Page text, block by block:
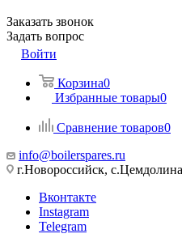
Заказать звонок
Задать вопрос
Войти
Корзина0
Избранные товары0
Сравнение товаров0
info@boilerspares.ru
г.Новороссийск,
Вконтакте
Instagram
Telegram